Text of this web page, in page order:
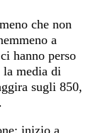
che non
a
hanno perso
media di
sugli 850,
.